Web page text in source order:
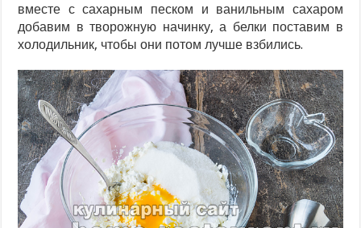
вместе с сахарным песком и ванильным сахаром
добавим в творожную начинку, а белки поставим в
холодильник, чтобы они потом лучше взбились.